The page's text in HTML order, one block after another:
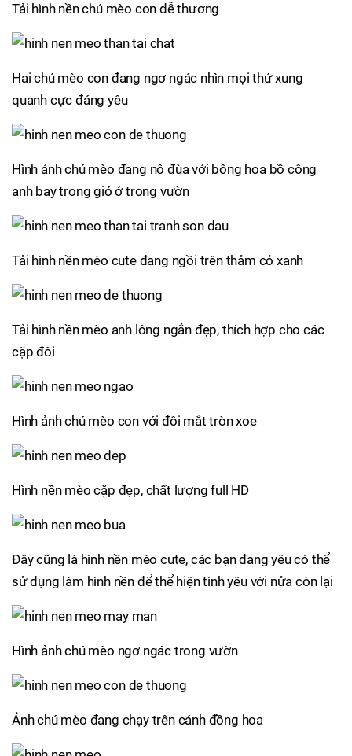
Tải hình nền chú mèo con dễ thương
Hai chú mèo con đang ngơ ngác nhìn mọi thứ xung
quanh cực đáng yêu
Hình ảnh chú mèo đang nô đùa với bông hoa bồ công
anh bay trong gió ở trong vườn
Tải hình nền mèo cute đang ngồi trên thảm cỏ xanh
Tải hình nền mèo anh lông ngắn đẹp, thích hợp cho các
cặp đôi
Hình ảnh chú mèo con với đôi mắt tròn xoe
Hình nền mèo cặp đẹp, chất lượng full HD
Đây cũng là hình nền mèo cute, các bạn đang yêu có thể
sử dụng làm hình nền để thể hiện tình yêu với nửa còn lại
Hình ảnh chú mèo ngơ ngác trong vườn
Ảnh chú mèo đang chạy trên cánh đồng hoa